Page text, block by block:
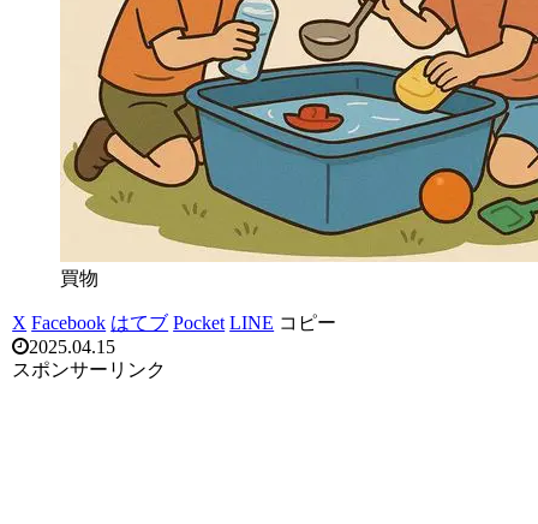
買物
X Facebook はてブ Pocket LINE コピー
2025.04.15
スポンサーリンク